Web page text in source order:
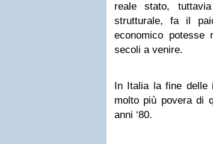
reale stato,
strutturale, fa il
economico potesse
secoli a venire.
In Italia la fine delle
molto più povera di
anni ‘80.